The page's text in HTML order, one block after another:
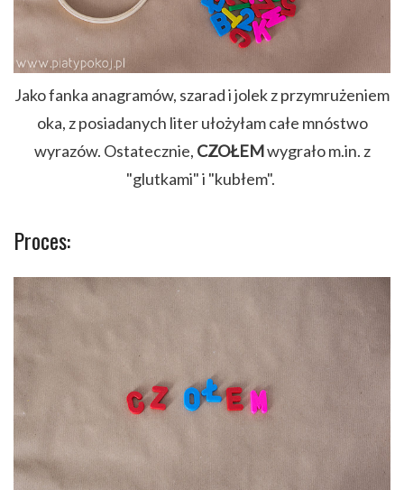
Jako fanka anagramów, szarad i jolek z przymrużeniem
oka, z posiadanych liter ułożyłam całe mnóstwo
wyrazów. Ostatecznie, CZOŁEMwygrało m.in. z
"glutkami" i "kubłem".
Proces: